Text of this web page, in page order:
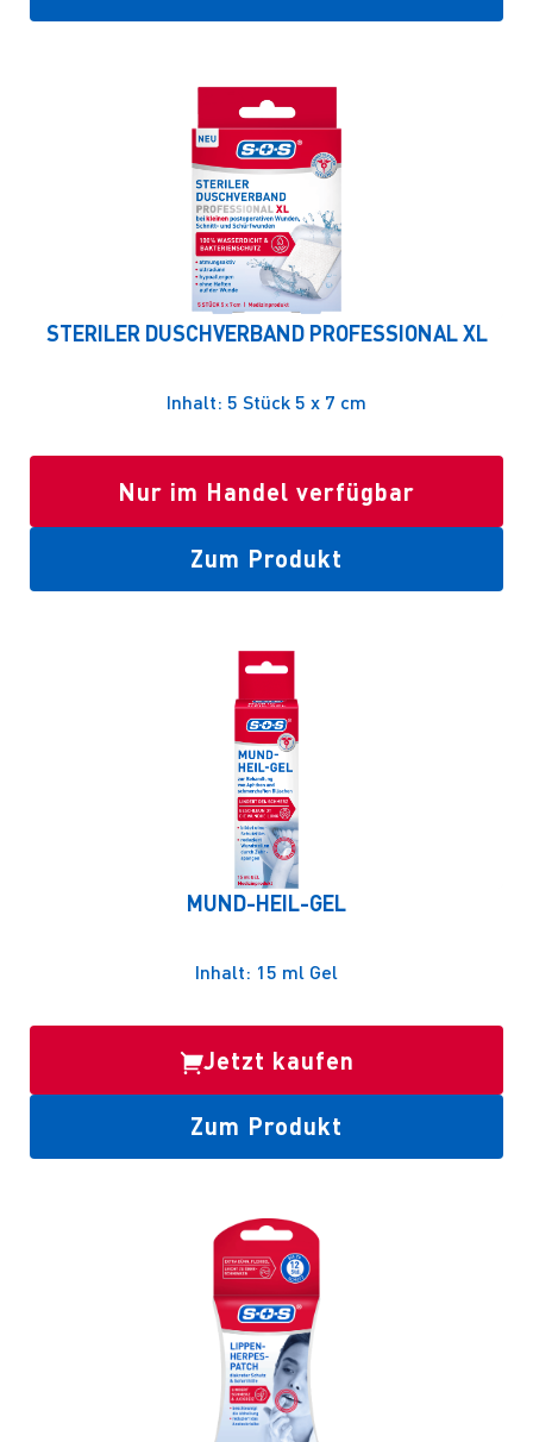
STERILER DUSCHVERBAND PROFESSIONAL XL
Inhalt: 5 Stück 5 x 7 cm
Nur im Handel verfügbar
Zum Produkt
MUND-HEIL-GEL
Inhalt: 15 ml Gel
Jetzt kaufen
Zum Produkt